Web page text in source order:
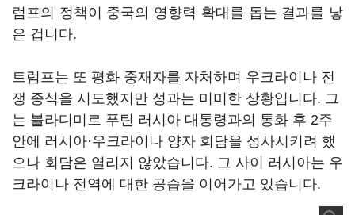
럼프의 정책이 중국의 영향력 확대를 돕는 결과를 낳
은 겁니다.
트럼프는 또 평화 중재자를 자처하며 우크라이나 전
쟁 종식을 시도했지만 성과는 미미한 상황입니다. 그
는 블라디미르 푸틴 러시아 대통령과의 통화 후 2주
안에 러시아·우크라이나 양자 회담을 성사시키려 했
으나 회담은 열리지 않았습니다. 그 사이 러시아는 우
크라이나 전역에 대한 공습을 이어가고 있습니다.